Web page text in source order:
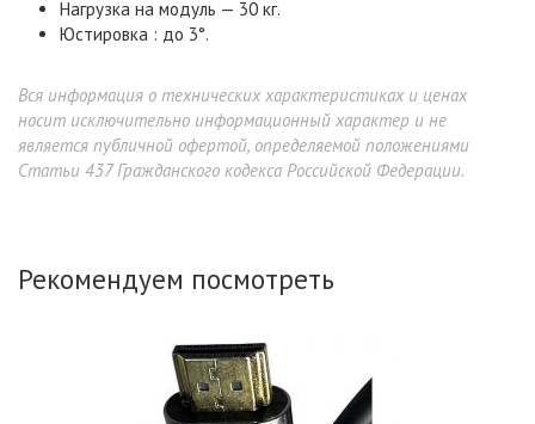
Нагрузка на модуль — 30 кг.
Юстировка : до 3°.
Вся информация о технических характеристиках и ценах
носит исключительно информационный характер и не
является публичной офертой, определяемой положениями
Статьи 437 Гражданского кодекса Российской Федерации.
Рекомендуем посмотреть